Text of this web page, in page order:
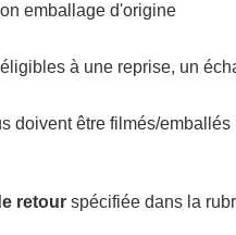
emballage d'origine
à une reprise, un
doivent être filmés/
retour spécifiée dans la